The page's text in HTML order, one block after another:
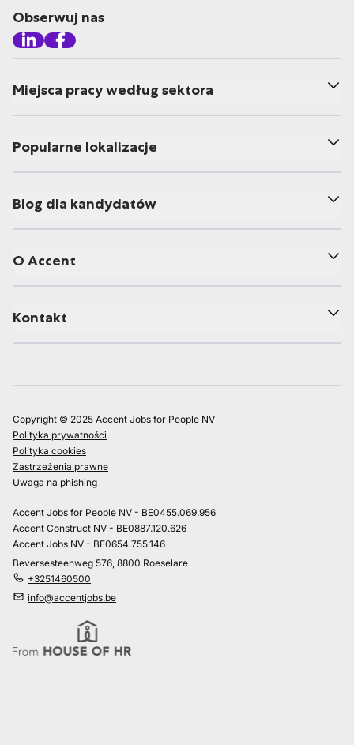
Obserwuj nas
Miejsca pracy według sektora
Popularne lokalizacje
Blog dla kandydatów
O Accent
Kontakt
Copyright © 2025 Accent Jobs for People NV
Polityka prywatności
Polityka cookies
Zastrzeżenia prawne
Uwaga na phishing
Accent Jobs for People NV - BE0455.069.956
Accent Construct NV - BE0887.120.626
Accent Jobs NV - BE0654.755.146
Beversesteenweg 576, 8800 Roeselare
+3251460500
info@accentjobs.be